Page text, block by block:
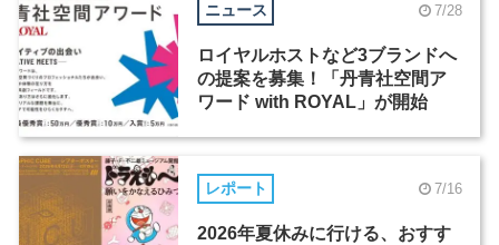
ニュース 7/28
ロイヤルホストなど3ブランドへ
の提案を募集！「丹青社空間ア
ワード with ROYAL」が開始
レポート 7/16
2026年夏休みに行ける、おすす